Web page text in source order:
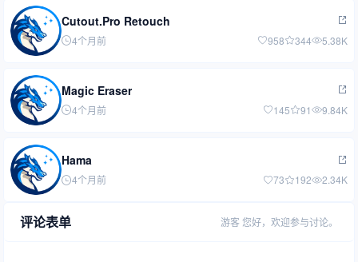
Cutout.Pro Retouch
4个月前 958 344 5.38K
Magic Eraser
4个月前 145 91 9.84K
Hama
4个月前 73 192 2.34K
评论表单 游客 您好，欢迎参与讨论。